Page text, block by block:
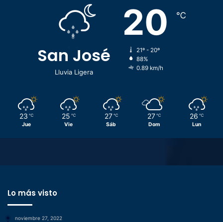
San José
Lluvia Ligera
20 ℃
21º - 20º
88%
0.89 km/h
23 ℃
Jue
25 ℃
Vie
27 ℃
Sáb
27 ℃
Dom
26 ℃
Lun
Lo más visto
noviembre 27, 2022